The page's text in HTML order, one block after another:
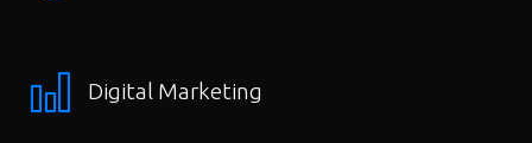
Digital Marketing